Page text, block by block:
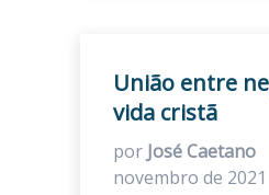
União entre
vida cristã
por José Caetano
novembro de 2021